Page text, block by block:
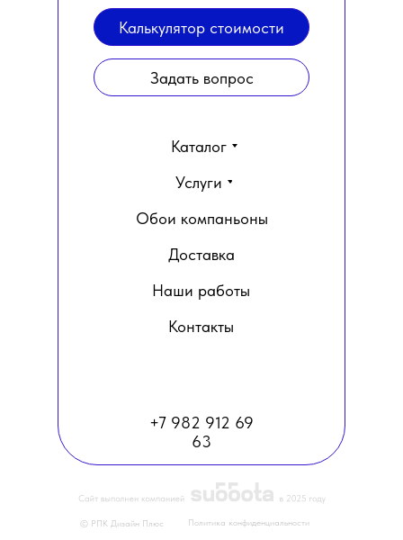
Задать вопрос
Контакты
Наши работы
Доставка
Обои компаньоны
Услуги
Каталог
Калькулятор стоимости
+7 982 912 69
63
Политика конфиденциальности
© РПК Дизайн Плюс